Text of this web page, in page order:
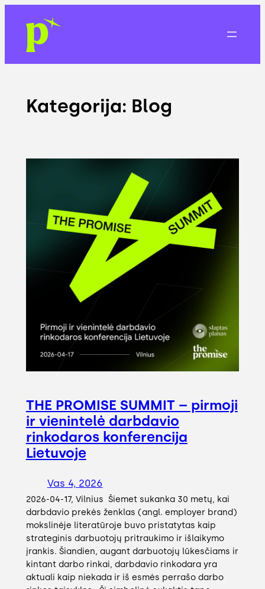
turinio
Kategorija: Blog
THE PROMISE SUMMIT – pirmoji
ir vienintelė darbdavio
rinkodaros konferencija
Lietuvoje
Vas 4, 2026
2026-04-17, Vilnius Šiemet sukanka 30 metų, kai
darbdavio prekės ženklas (angl. employer brand)
mokslinėje literatūroje buvo pristatytas kaip
strateginis darbuotojų pritraukimo ir išlaikymo
įrankis. Šiandien, augant darbuotojų lūkesčiams ir
kintant darbo rinkai, darbdavio rinkodara yra
aktuali kaip niekada ir iš esmės perrašo darbo